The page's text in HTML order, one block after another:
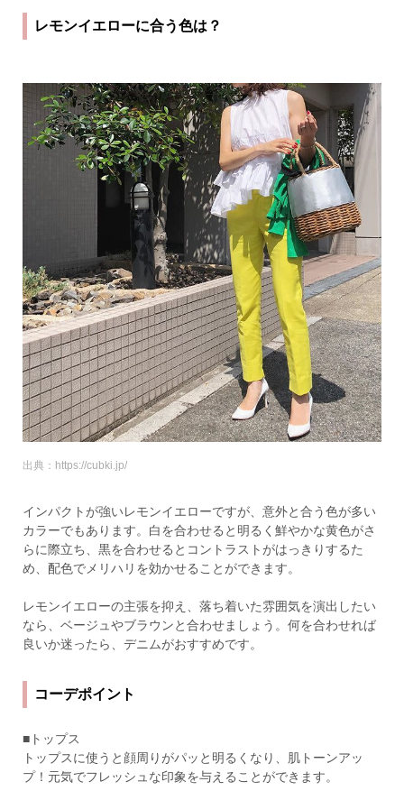
レモンイエローに合う色は？
出典：https://cubki.jp/
インパクトが強いレモンイエローですが、意外と合う色が多い
カラーでもあります。白を合わせると明るく鮮やかな黄色がさ
らに際立ち、黒を合わせるとコントラストがはっきりするた
め、配色でメリハリを効かせることができます。
レモンイエローの主張を抑え、落ち着いた雰囲気を演出したい
なら、ベージュやブラウンと合わせましょう。何を合わせれば
良いか迷ったら、デニムがおすすめです。
コーデポイント
■トップス
トップスに使うと顔周りがパッと明るくなり、肌トーンアッ
プ！元気でフレッシュな印象を与えることができます。